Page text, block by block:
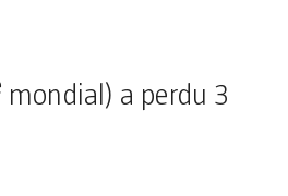
mondial) a perdu 3